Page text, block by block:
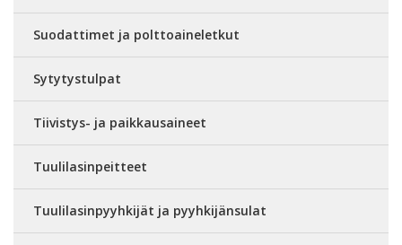
Suodattimet ja polttoaineletkut
Sytytystulpat
Tiivistys- ja paikkausaineet
Tuulilasinpeitteet
Tuulilasinpyyhkijät ja pyyhkijänsulat